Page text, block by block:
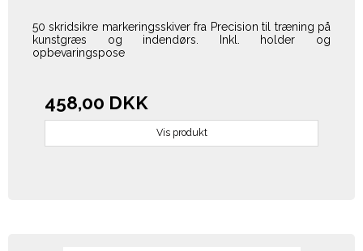
50 skridsikre markeringsskiver fra Precision til træning på
kunstgræs og indendørs. Inkl. holder og
opbevaringspose
458,00 DKK
Vis produkt